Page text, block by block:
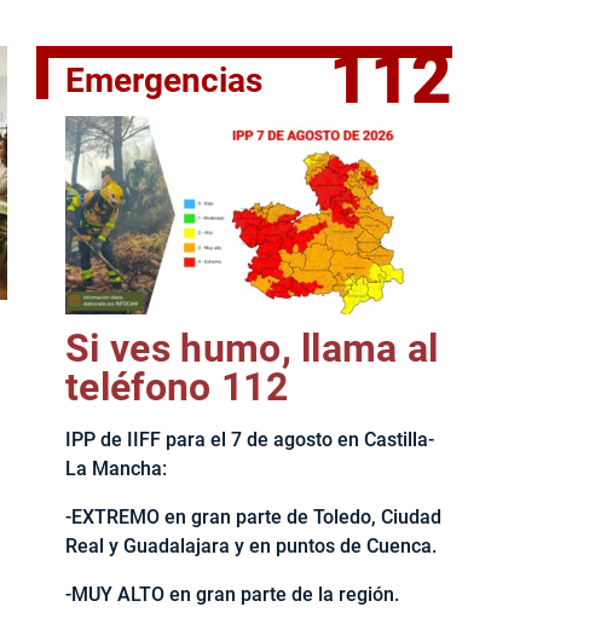
El jefe del Ejecutivo castellanomanchego, Emiliano García-
Emergencias 112
Si ves humo, llama al
teléfono 112
IPP de IIFF para el 7 de agosto en Castilla-
La Mancha:
-EXTREMO en gran parte de Toledo, Ciudad
Real y Guadalajara y en puntos de Cuenca.
-MUY ALTO en gran parte de la región.